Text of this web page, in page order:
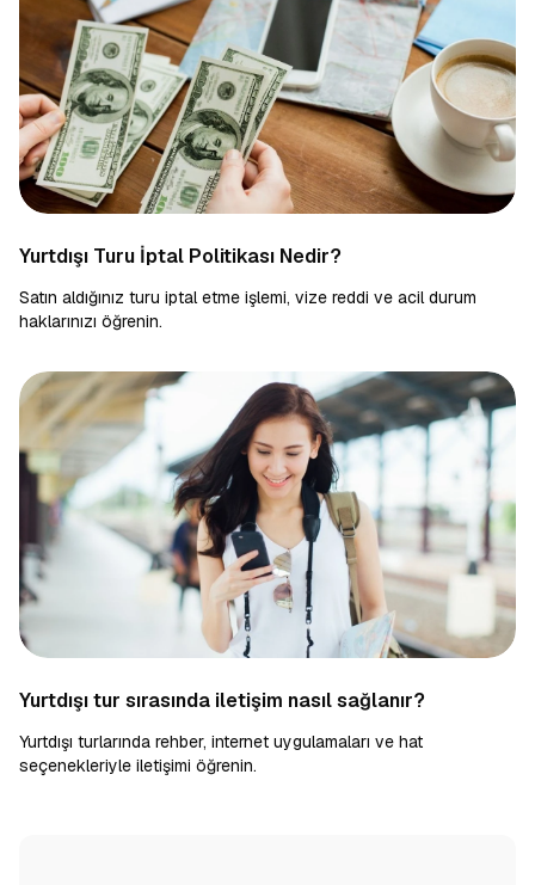
Yurtdışı Turu İptal Politikası Nedir?
Satın aldığınız turu iptal etme işlemi, vize reddi ve acil durum
haklarınızı öğrenin.
Yurtdışı tur sırasında iletişim nasıl sağlanır?
Yurtdışı turlarında rehber, internet uygulamaları ve hat
seçenekleriyle iletişimi öğrenin.